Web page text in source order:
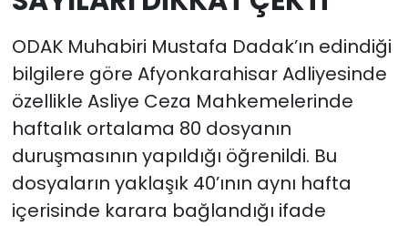
ODAK Muhabiri Mustafa Dadak’ın edindiği
bilgilere göre Afyonkarahisar Adliyesinde
özellikle Asliye Ceza Mahkemelerinde
haftalık ortalama 80 dosyanın
duruşmasının yapıldığı öğrenildi. Bu
dosyaların yaklaşık 40’ının aynı hafta
içerisinde karara bağlandığı ifade